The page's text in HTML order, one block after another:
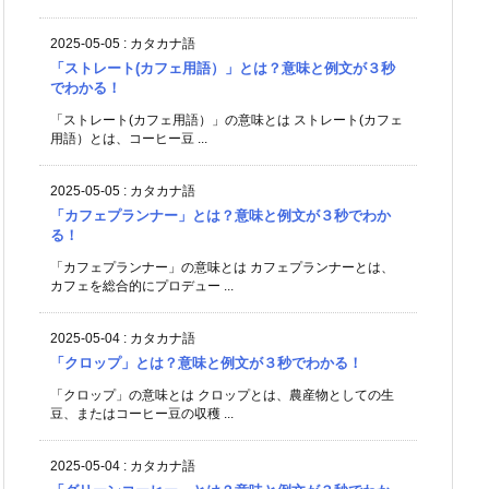
2025-05-05 : カタカナ語
「ストレート(カフェ用語）」とは？意味と例文が３秒
でわかる！
「ストレート(カフェ用語）」の意味とは ストレート(カフェ
用語）とは、コーヒー豆 ...
2025-05-05 : カタカナ語
「カフェプランナー」とは？意味と例文が３秒でわか
る！
「カフェプランナー」の意味とは カフェプランナーとは、
カフェを総合的にプロデュー ...
2025-05-04 : カタカナ語
「クロップ」とは？意味と例文が３秒でわかる！
「クロップ」の意味とは クロップとは、農産物としての生
豆、またはコーヒー豆の収穫 ...
2025-05-04 : カタカナ語